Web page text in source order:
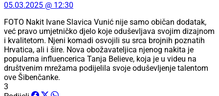
05.03.2025 @ 12:30
FOTO Nakit Ivane Slavica Vunić nije samo običan dodatak,
već pravo umjetničko djelo koje oduševljava svojim dizajnom
i kvalitetom. Njeni komadi osvojili su srca brojnih poznatih
Hrvatica, ali i šire. Nova obožavateljica njenog nakita je
popularna influencerica Tanja Believe, koja je u videu na
društvenim mrežama podijelila svoje oduševljenje talentom
ove Šibenčanke.
3